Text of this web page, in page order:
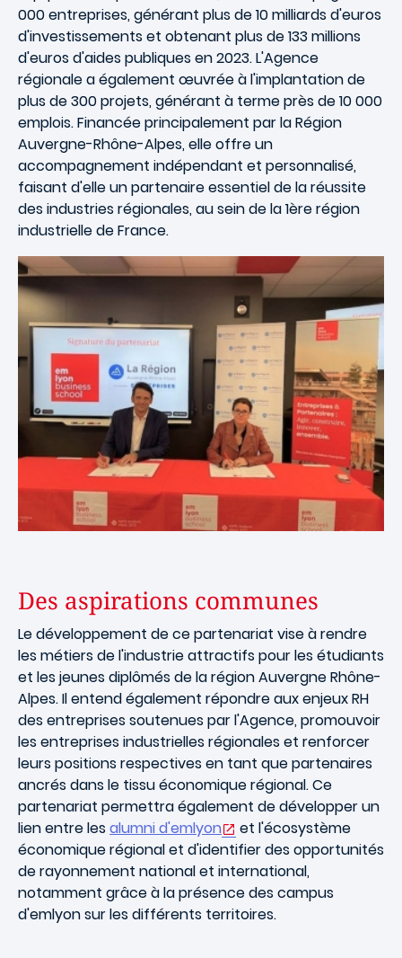
000 entreprises, générant plus de 10 milliards d'euros
d'investissements et obtenant plus de 133 millions
d'euros d'aides publiques en 2023. L'Agence
régionale a également œuvrée à l'implantation de
plus de 300 projets, générant à terme près de 10 000
emplois. Financée principalement par la Région
Auvergne-Rhône-Alpes, elle offre un
accompagnement indépendant et personnalisé,
faisant d'elle un partenaire essentiel de la réussite
des industries régionales, au sein de la 1ère région
industrielle de France.
Des aspirations communes
Le développement de ce partenariat vise à rendre
les métiers de l'industrie attractifs pour les étudiants
et les jeunes diplômés de la région Auvergne Rhône-
Alpes. Il entend également répondre aux enjeux RH
des entreprises soutenues par l'Agence, promouvoir
les entreprises industrielles régionales et renforcer
leurs positions respectives en tant que partenaires
ancrés dans le tissu économique régional. Ce
partenariat permettra également de développer un
lien entre lesalumni d'emlyon
et l'écosystème
économique régional et d'identifier des opportunités
de rayonnement national et international,
notamment grâce à la présence des campus
d'emlyon sur les différents territoires.